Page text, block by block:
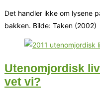
Det handler ikke om lysene
bakken. Bilde: Taken (2002)
Utenomjordisk
vet vi?